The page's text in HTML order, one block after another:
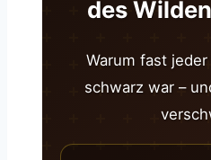
des
Warum fast
schwarz war –